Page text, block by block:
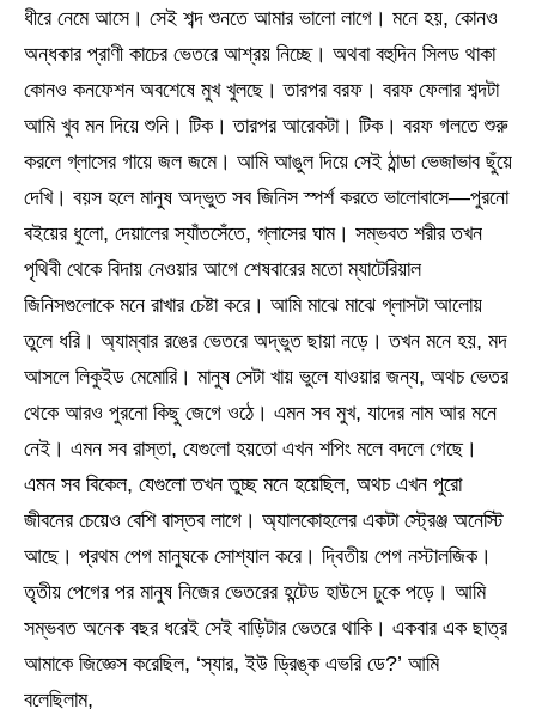
ধীরে নেমে আসে। সেই শব্দ শুনতে আমার ভালো লাগে। মনে হয়, কোনও
অন্ধকার প্রাণী কাচের ভেতরে আশ্রয় নিচ্ছে। অথবা বহুদিন সিলড থাকা
কোনও কনফেশন অবশেষে মুখ খুলছে। তারপর বরফ। বরফ ফেলার শব্দটা
আমি খুব মন দিয়ে শুনি। টিক। তারপর আরেকটা। টিক। বরফ গলতে শুরু
করলে গ্লাসের গায়ে জল জমে। আমি আঙুল দিয়ে সেই ঠান্ডা ভেজাভাব ছুঁয়ে
দেখি। বয়স হলে মানুষ অদ্ভুত সব জিনিস স্পর্শ করতে ভালোবাসে—পুরনো
বইয়ের ধুলো, দেয়ালের স্যাঁতসেঁতে, গ্লাসের ঘাম। সম্ভবত শরীর তখন
পৃথিবী থেকে বিদায় নেওয়ার আগে শেষবারের মতো ম্যাটেরিয়াল
জিনিসগুলোকে মনে রাখার চেষ্টা করে। আমি মাঝে মাঝে গ্লাসটা আলোয়
তুলে ধরি। অ্যাম্বার রঙের ভেতরে অদ্ভুত ছায়া নড়ে। তখন মনে হয়, মদ
আসলে লিকুইড মেমোরি। মানুষ সেটা খায় ভুলে যাওয়ার জন্য, অথচ ভেতর
থেকে আরও পুরনো কিছু জেগে ওঠে। এমন সব মুখ, যাদের নাম আর মনে
নেই। এমন সব রাস্তা, যেগুলো হয়তো এখন শপিং মলে বদলে গেছে।
এমন সব বিকেল, যেগুলো তখন তুচ্ছ মনে হয়েছিল, অথচ এখন পুরো
জীবনের চেয়েও বেশি বাস্তব লাগে। অ্যালকোহলের একটা স্ট্রেঞ্জ অনেস্টি
আছে। প্রথম পেগ মানুষকে সোশ্যাল করে। দ্বিতীয় পেগ নস্টালজিক।
তৃতীয় পেগের পর মানুষ নিজের ভেতরের হন্টেড হাউসে ঢুকে পড়ে। আমি
সম্ভবত অনেক বছর ধরেই সেই বাড়িটার ভেতরে থাকি। একবার এক ছাত্র
আমাকে জিজ্ঞেস করেছিল, ‘স্যার, ইউ ড্রিঙ্ক এভরি ডে?’ আমি
বলেছিলাম,